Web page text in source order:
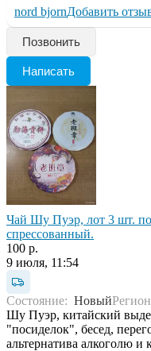
nord bjornДобавить
Позвонить
Написать
Чай Шу Пуэр, лот 3 шт.
спрессованный.
100 р.
9 июля, 11:54
Состояние: Новый
Шу Пуэр, китайский
"посиделок", бесед,
альтернатива алкоголю и